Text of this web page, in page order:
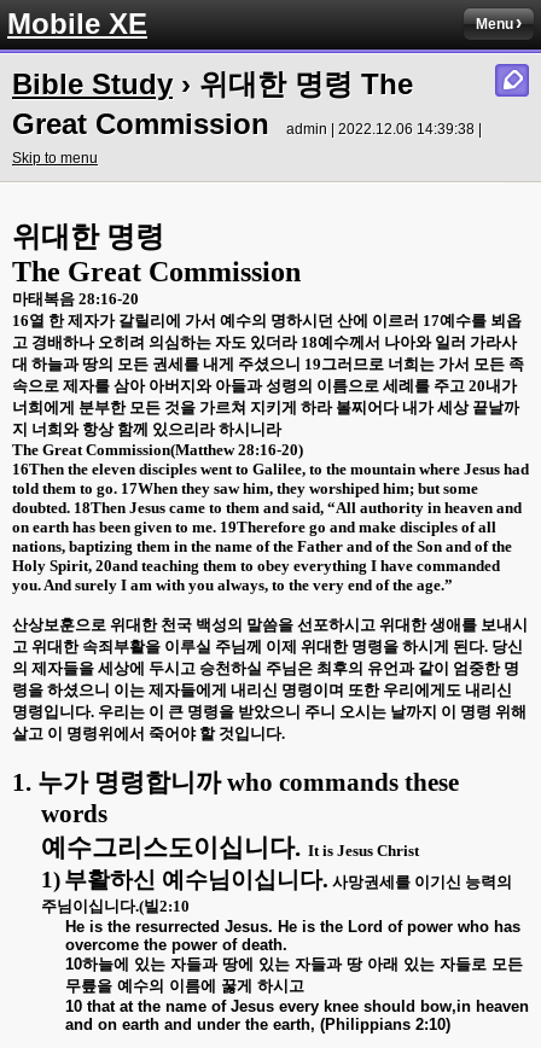
Mobile XE Menu
Bible Study› 위대한 명령 The
Great Commission
admin | 2022.12.06 14:39:38 |
Skip to menu
위대한 명령
The Great Commission
마태복음 28:16-20
16열 한 제자가 갈릴리에 가서 예수의 명하시던 산에 이르러 17예수를 뵈옵
고 경배하나 오히려 의심하는 자도 있더라18예수께서 나아와 일러 가라사
대 하늘과 땅의 모든 권세를 내게 주셨으니 19그러므로 너희는 가서 모든 족
속으로 제자를 삼아 아버지와 아들과 성령의 이름으로 세례를 주고 20내가
너희에게 분부한 모든 것을 가르쳐 지키게 하라 볼찌어다 내가 세상 끝날까
지 너희와 항상 함께 있으리라 하시니라
The Great Commission(Matthew 28:16-20)
16Then the eleven disciples went to Galilee, to the mountain where Jesus had
told them to go. 17When they saw him, they worshiped him; but some
doubted. 18Then Jesus came to them and said, “All authority in heaven and
on earth has been given to me. 19Therefore go and make disciples of all
nations, baptizing them in the name of the Father and of the Son and of the
Holy Spirit, 20and teaching them to obey everything I have commanded
you. And surely I am with you always, to the very end of the age.”
산상보훈으로 위대한 천국 백성의 말씀을 선포하시고 위대한 생애를 보내시
고 위대한 속죄부활을 이루실 주님께 이제 위대한 명령을 하시게 된다. 당신
의 제자들을 세상에 두시고 승천하실 주님은 최후의 유언과 같이 엄중한 명
령을 하셨으니 이는 제자들에게 내리신 명령이며 또한 우리에게도 내리신
명령입니다. 우리는 이 큰 명령을 받았으니 주니 오시는 날까지 이 명령 위해
살고 이 명령위에서 죽어야 할 것입니다.
1. 누가 명령합니까who commands these
words
예수그리스도이십니다. It is Jesus Christ
1)부활하신 예수님이십니다. 사망권세를 이기신 능력의
주님이십니다.(빌2:10
He is the resurrected Jesus. He is the Lord of power who has
overcome the power of death.
10하늘에 있는 자들과 땅에 있는 자들과 땅 아래 있는 자들로 모든
무릎을 예수의 이름에 꿇게 하시고
10 that at the name of Jesus every knee should bow,in heaven
and on earth and under the earth, (Philippians 2:10)